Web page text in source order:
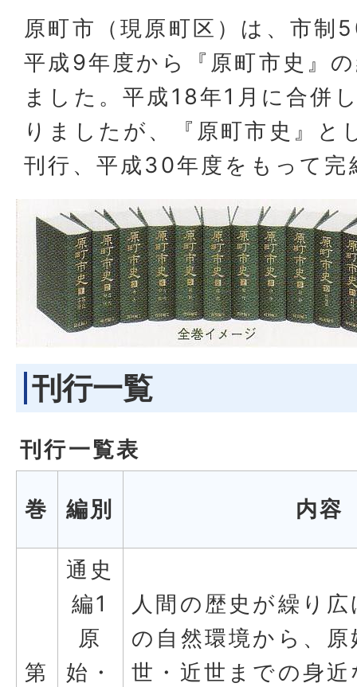
原町市（現原町区）は、市制
平成9年度から『原町市史』
ました。平成18年1月に合併
りましたが、『原町市史』と
刊行、平成30年度をもって
刊行一覧
刊行一覧表
巻 編別 内容
第
通史
編1
原
始・
人間の歴史が繰り
の自然環境から、
世・近世までの身